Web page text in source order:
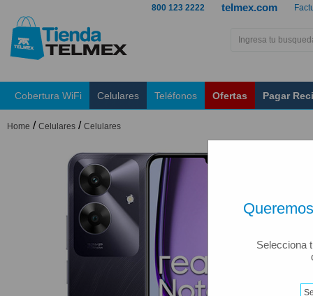
Selecciona
telmex.com
800 123 2222
Cobertura WiFi Celulares Teléfonos Ofertas Pagar
Home / Celulares / Celulares